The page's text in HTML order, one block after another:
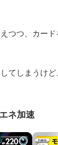
つつ、カー
てしまうけ
ネ加速